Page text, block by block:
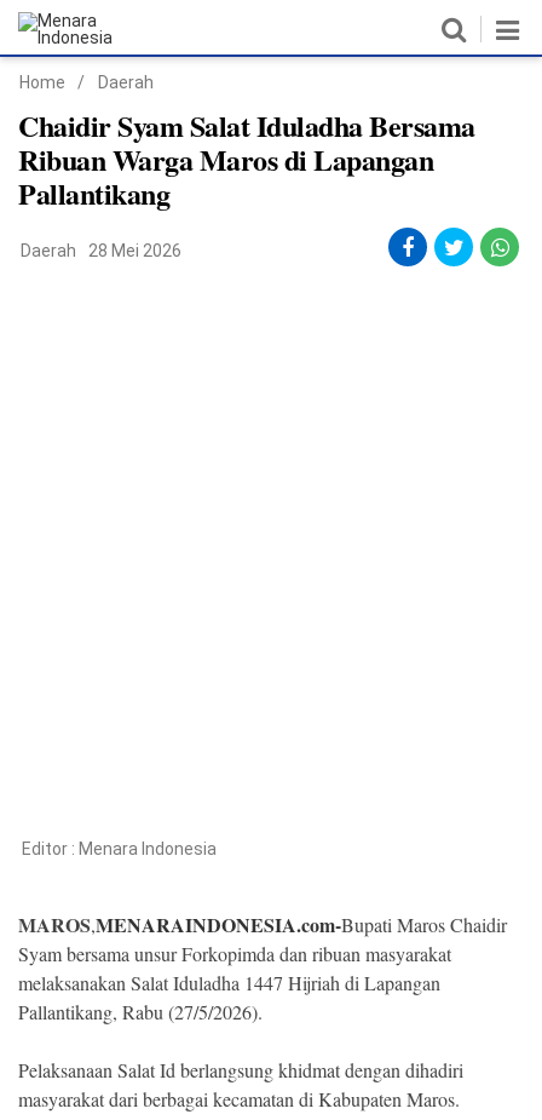
Home
Nasional
©
Menara
Indonesia
.
Home / Daerah
Chaidir Syam Salat Iduladha Bersama
Ribuan Warga Maros di Lapangan
Pallantikang
Daerah 28 Mei 2026
Editor : Menara Indonesia
MAROS,MENARAINDONESIA.com-Bupati Maros Chaidir
Syam bersama unsur Forkopimda dan ribuan masyarakat
melaksanakan Salat Iduladha 1447 Hijriah di Lapangan
Pallantikang, Rabu (27/5/2026).
Pelaksanaan Salat Id berlangsung khidmat dengan dihadiri
masyarakat dari berbagai kecamatan di Kabupaten Maros.